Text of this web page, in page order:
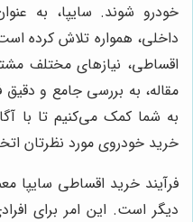
خودرو شوند. سایپا، به
داخلی، همواره تلاش کرده
اقساطی، نیازهای مختلف
مقاله، به بررسی جامع و
به شما کمک می‌کنیم تا با
خرید خودروی مورد نظرتان
فرآیند خرید اقساطی سایپا
دیگر است. این امر برای